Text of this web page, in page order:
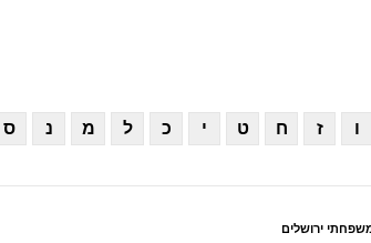
ו ז ח ט י כ ל מ נ ס
משפחתי ירושלים